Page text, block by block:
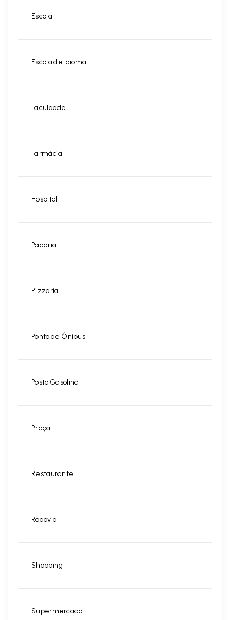
Escola
Escola de idioma
Faculdade
Farmácia
Hospital
Padaria
Pizzaria
Ponto de Ônibus
Posto Gasolina
Praça
Restaurante
Rodovia
Shopping
Supermercado